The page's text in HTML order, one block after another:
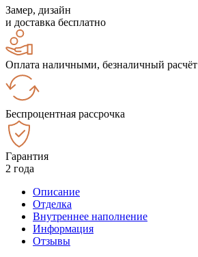
Замер, дизайн
и доставка бесплатно
Оплата наличными, безналичный расчёт
Беспроцентная рассрочка
Гарантия
2 года
Описание
Отделка
Внутреннее наполнение
Информация
Отзывы